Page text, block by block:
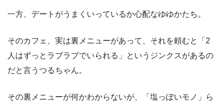
一方、デートがうまくいっているか心配なゆゆかたち。
そのカフェ、実は裏メニューがあって、それを頼むと「2
人はずっとラブラブでいられる」というジンクスがあるの
だと言うつるちゃん。
その裏メニューが何かわからないが、「塩っぽいモノ」ら